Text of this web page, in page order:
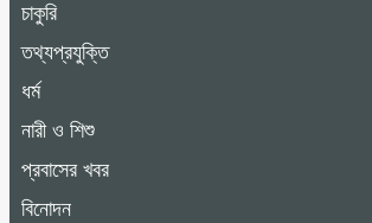
চাকুরি
তথ্যপ্রযুক্তি
ধর্ম
নারী ও শিশু
প্রবাসের খবর
বিনোদন